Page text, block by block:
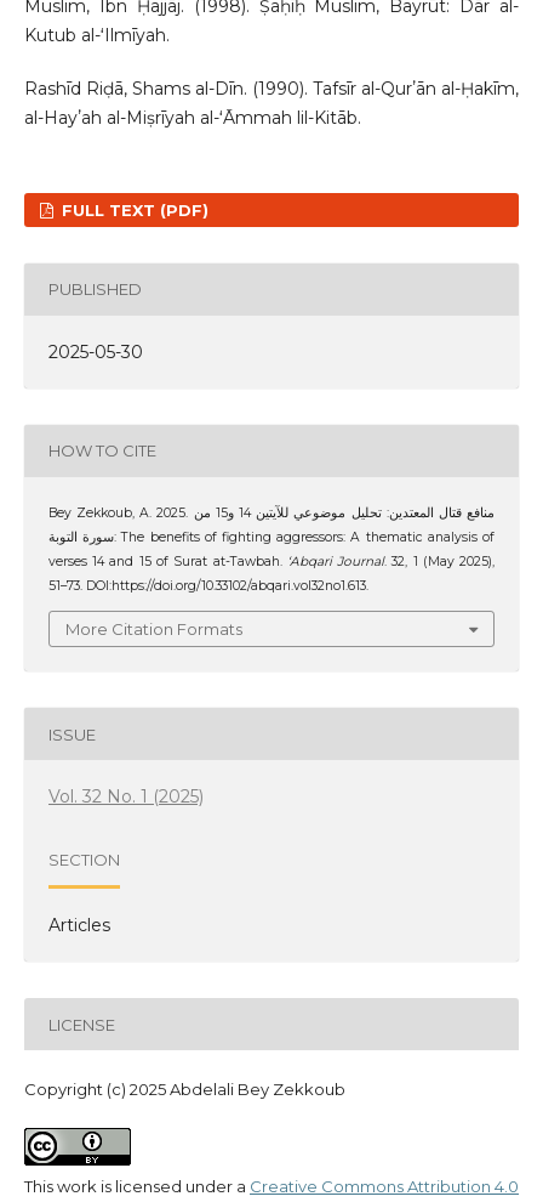
Muslim, Ibn Ḥajjāj. (1998). Ṣaḥīḥ Muslim, Bayrūt: Dār al-
Kutub al-ʻIlmīyah.
Rashīd Riḍā, Shams al-Dīn. (1990). Tafsīr al-Qurʼān al-Ḥakīm,
al-Hayʼah al-Miṣrīyah al-ʻĀmmah lil-Kitāb.
FULL TEXT (PDF)
PUBLISHED
2025-05-30
HOW TO CITE
Bey Zekkoub, A. 2025. منافع قتال المعتدين: تحليل موضوعي للآيتين 14 و15 من
سورة التوبة: The benefits of fighting aggressors: A thematic analysis of
verses 14 and 15 of Surat at-Tawbah. ‘Abqari Journal. 32, 1 (May 2025),
51–73. DOI:https://doi.org/10.33102/abqari.vol32no1.613.
More Citation Formats
ISSUE
Vol. 32 No. 1 (2025)
SECTION
Articles
LICENSE
Copyright (c) 2025 Abdelali Bey Zekkoub
This work is licensed under a Creative Commons Attribution 4.0